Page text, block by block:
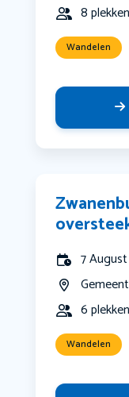
8
Wandelen
7
6
Wandelen